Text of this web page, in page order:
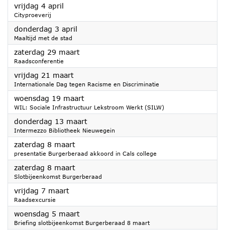
vrijdag 4 april
Cityproeverij
donderdag 3 april
Maaltijd met de stad
zaterdag 29 maart2025
Raadsconferentie
vrijdag 21 maart2025
Internationale Dag tegen Racisme en Discriminatie
woensdag 19 maart2025
WIL: Sociale Infrastructuur Lekstroom Werkt (SILW)
donderdag 13 maart2025
Intermezzo Bibliotheek Nieuwegein
zaterdag 8 maart2025
presentatie Burgerberaad akkoord in Cals college
zaterdag 8 maart2025
Slotbijeenkomst Burgerberaad
vrijdag 7 maart2025
Raadsexcursie
woensdag 5 maart2025
Briefing slotbijeenkomst Burgerberaad 8 maart